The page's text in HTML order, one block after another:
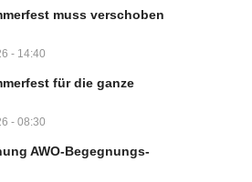
muss verschoben
- 14:40
für die ganze
- 08:30
AWO-Begegnungs-